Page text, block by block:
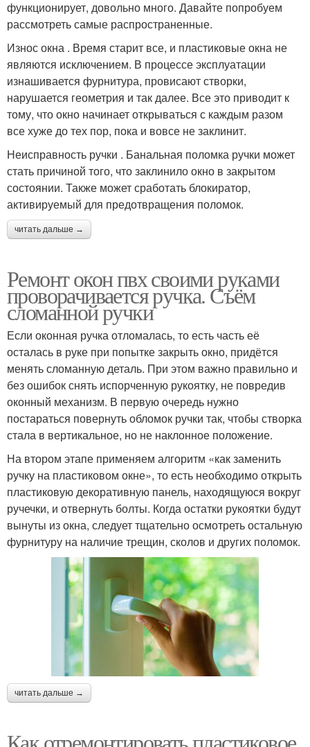
функционирует, довольно много. Давайте попробуем
рассмотреть самые распространенные.
Износ окна . Время старит все, и пластиковые окна не
являются исключением. В процессе эксплуатации
изнашивается фурнитура, провисают створки,
нарушается геометрия и так далее. Все это приводит к
тому, что окно начинает открываться с каждым разом
все хуже до тех пор, пока и вовсе не заклинит.
Неисправность ручки . Банальная поломка ручки может
стать причиной того, что заклинило окно в закрытом
состоянии. Также может сработать блокиратор,
активируемый для предотвращения поломок.
читать дальше →
Ремонт окон пвх своими руками
проворачивается ручка. Съём
сломанной ручки
Если оконная ручка отломалась, то есть часть её
осталась в руке при попытке закрыть окно, придётся
менять сломанную деталь. При этом важно правильно и
без ошибок снять испорченную рукоятку, не повредив
оконный механизм. В первую очередь нужно
постараться повернуть обломок ручки так, чтобы створка
стала в вертикальное, но не наклонное положение.
На втором этапе применяем алгоритм «как заменить
ручку на пластиковом окне», то есть необходимо открыть
пластиковую декоративную панель, находящуюся вокруг
ручечки, и отвернуть болты. Когда остатки рукоятки будут
вынуты из окна, следует тщательно осмотреть остальную
фурнитуру на наличие трещин, сколов и других поломок.
читать дальше →